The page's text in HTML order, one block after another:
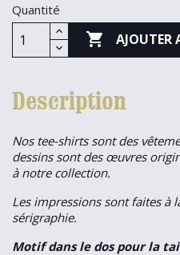
Quantité
 AJOUTER
Description
Nos tee-shirts sont des
dessins sont des œuvres
à notre collection.
Les impressions sont faites à
sérigraphie.
Motif dans le dos pour la